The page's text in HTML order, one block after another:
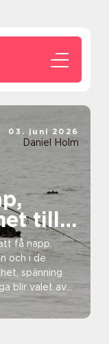
till
få napp.
och i de
spänning
blir valet av
03. juni 2026
Daniel Holm